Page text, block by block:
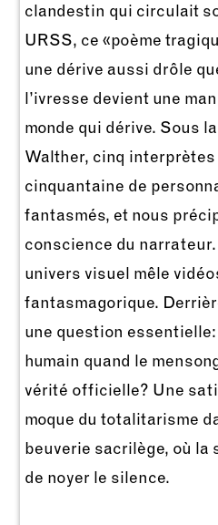
clandestin qui circulait
URSS, ce «poème
une dérive aussi drôle
l’ivresse devient une
monde qui dérive. Sous
Walther, cinq
cinquantaine de
fantasmés, et nous
conscience du narrateur.
univers visuel mêle
fantasmagorique.
une question
humain quand le
vérité officielle? Une
moque du totalitarisme
beuverie sacrilège, où
de noyer le silence.